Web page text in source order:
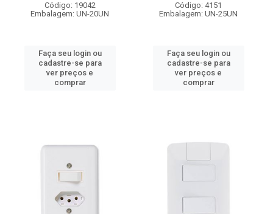
Código: 19042
Embalagem: UN-20UN
Faça seu login ou
cadastre-se para
ver preços e
comprar
Código: 4151
Embalagem: UN-25UN
Faça seu login ou
cadastre-se para
ver preços e
comprar